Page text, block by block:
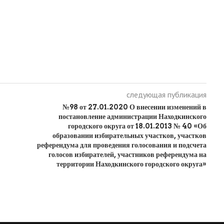
следующая публикация
№98 от 27.01.2020 О внесении изменений в
постановление администрации Находкинского
городского округа от 18.01.2013 № 40 «Об
образовании избирательных участков, участков
референдума для проведения голосования и подсчета
голосов избирателей, участников референдума на
территории Находкинского городского округа»